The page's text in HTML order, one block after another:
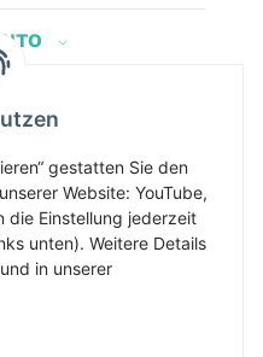
Inn 5
am Inn
gestatten Sie den
Website: YouTube,
die Einstellung jederzeit
unten). Weitere Details
und in unserer